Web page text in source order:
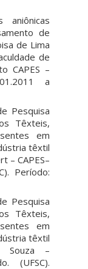
aniônicas
de
de Lima
de
CAPES –
a
Pesquisa
Têxteis,
em
têxtil
– CAPES–
Período:
Pesquisa
Têxteis,
em
têxtil
Souza –
(UFSC).